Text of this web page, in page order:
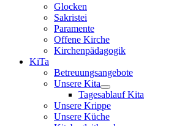
Glocken
Sakristei
Paramente
Offene Kirche
Kirchenpädagogik
KiTa
Betreuungsangebote
Unsere Kita
Tagesablauf Kita
Unsere Krippe
Unsere Küche